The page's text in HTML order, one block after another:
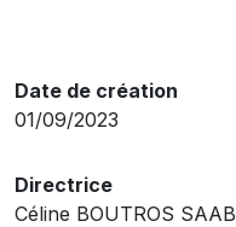
Date de création
01/09/2023
Directrice
Céline BOUTROS SAAB